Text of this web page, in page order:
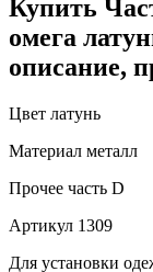
Купить
омега
описание,
Цвет латунь
Материал металл
Прочее часть D
Артикул 1309
Для установки